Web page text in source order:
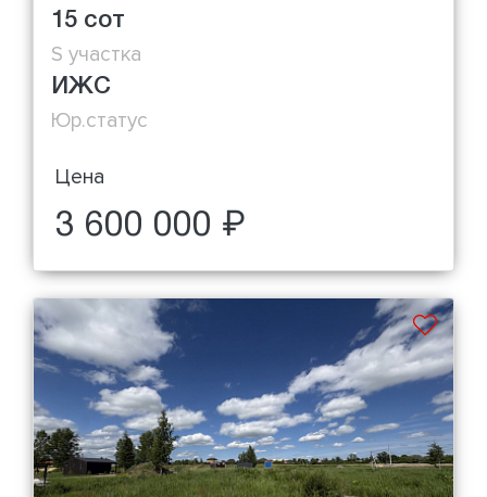
15 сот
S участка
ИЖС
Юр.статус
Цена
3 600 000 ₽